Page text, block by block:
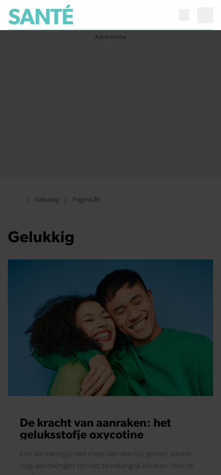
Gelukkig Pagina 26
Gelukkig
De kracht van aanraken: het
geluksstofje oxycotine
Een aanraking is veel meer dan een fijn gevoel, sterker
nog: aanrakingen zijn net zo belangrijk als eten. Hoe zit